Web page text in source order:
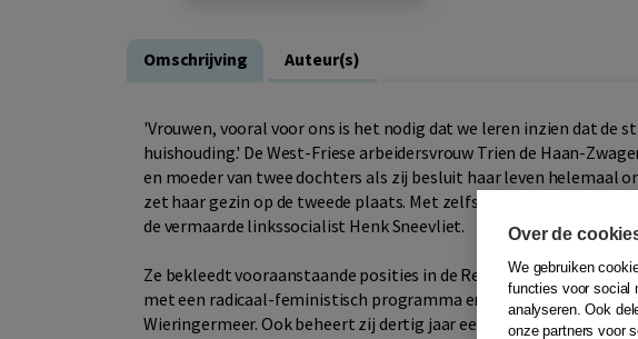
Omschrijving Auteur(s)
'Vrouwen, vooral voor ons is het nodig dat we leren inzien dat de
huishouding.' De West-Friese arbeidersvrouw Trien de Haan-
en moeder van twee dochters als zij besluit haar leven helemaal
zet haar gezin op de tweede plaats. Met zelfstudie en
de vermaarde linkssocialist Henk Sneevliet.
Ze bekleedt vooraanstaande posities in de Revolutionair
met een radicaal-feministisch programma en gaat voorop bij
Wieringermeer. Ook beheert zij dertig jaar een bureau voor
Over de
We gebruiken
functies voor social
analyseren. Ook
onze partners voor